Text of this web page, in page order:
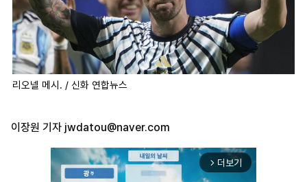
리오넬 메시. / 신화 연합뉴스
이장원 기자 jwdatou@naver.com
arrow_forward_ios 더보기